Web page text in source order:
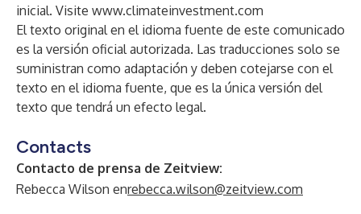
inicial. Visite www.climateinvestment.com
El texto original en el idioma fuente de este comunicado
es la versión oficial autorizada. Las traducciones solo se
suministran como adaptación y deben cotejarse con el
texto en el idioma fuente, que es la única versión del
texto que tendrá un efecto legal.
Contacts
Contacto de prensa de Zeitview:
Rebecca Wilson enrebecca.wilson@zeitview.com